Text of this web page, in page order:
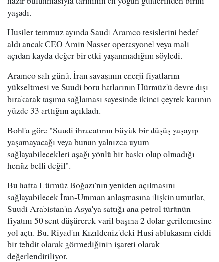
yaşadı.
Husiler temmuz ayında Saudi Aramco tesislerini hedef
aldı ancak CEO Amin Nasser operasyonel veya mali
açıdan kayda değer bir etki yaşanmadığını söyledi.
Aramco salı günü, İran savaşının enerji fiyatlarını
yükseltmesi ve Suudi boru hatlarının Hürmüz'ü devre dışı
bırakarak taşıma sağlaması sayesinde ikinci çeyrek karının
yüzde 33 arttığını açıkladı.
Bohl'a göre "Suudi ihracatının büyük bir düşüş yaşayıp
yaşamayacağı veya bunun yalnızca uyum
sağlayabilecekleri aşağı yönlü bir baskı olup olmadığı
henüz belli değil".
Bu hafta Hürmüz Boğazı'nın yeniden açılmasını
sağlayabilecek İran-Umman anlaşmasına ilişkin umutlar,
Suudi Arabistan'ın Asya'ya sattığı ana petrol türünün
fiyatını 50 sent düşürerek varil başına 2 dolar gerilemesine
yol açtı. Bu, Riyad'ın Kızıldeniz'deki Husi ablukasını ciddi
bir tehdit olarak görmediğinin işareti olarak
değerlendiriliyor.